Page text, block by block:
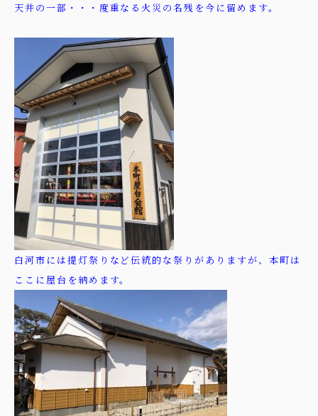
天井の一部・・・度重なる火災の名残を今に留めます。
白河市には提灯祭りなど伝統的な祭りがありますが、本町は
ここに屋台を納めます。